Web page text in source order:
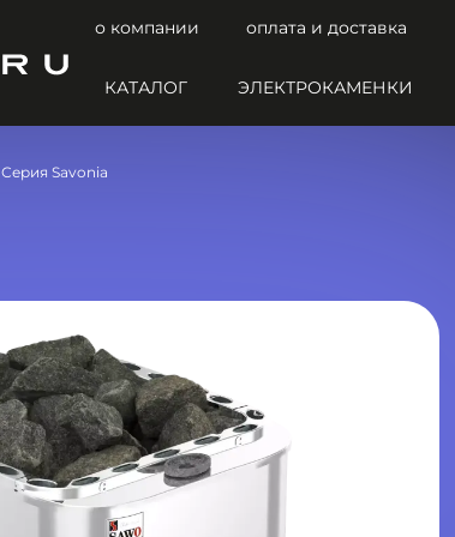
о компании оплата и доставка
КАТАЛОГ ЭЛЕКТРОКАМЕНКИ
Серия Savonia